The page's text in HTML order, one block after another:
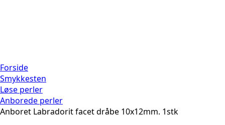
Forside
Smykkesten
Løse perler
Anborede perler
Anboret Labradorit facet dråbe 10x12mm. 1stk